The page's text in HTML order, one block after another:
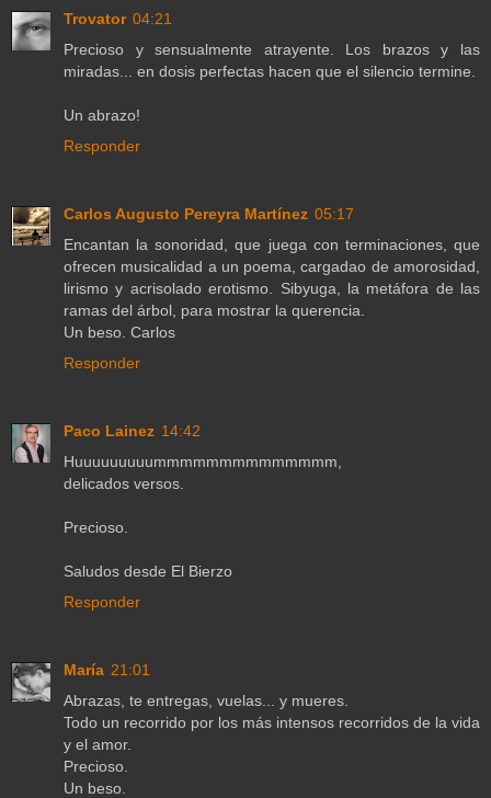
Trovator 04:21
Precioso y sensualmente atrayente. Los brazos y las
miradas... en dosis perfectas hacen que el silencio termine.
Un abrazo!
Responder
Carlos Augusto Pereyra Martínez 05:17
Encantan la sonoridad, que juega con terminaciones, que
ofrecen musicalidad a un poema, cargadao de amorosidad,
lirismo y acrisolado erotismo. Sibyuga, la metáfora de las
ramas del árbol, para mostrar la querencia.
Un beso. Carlos
Responder
Paco Lainez 14:42
Huuuuuuuuummmmmmmmmmmmmm,
delicados versos.
Precioso.
Saludos desde El Bierzo
Responder
María 21:01
Abrazas, te entregas, vuelas... y mueres.
Todo un recorrido por los más intensos recorridos de la vida
y el amor.
Precioso.
Un beso.